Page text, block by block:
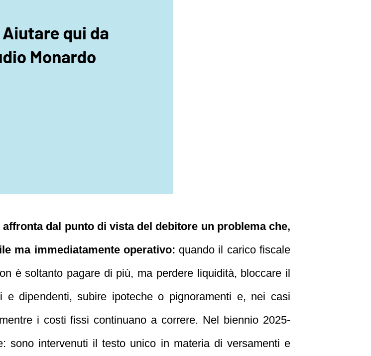
dal punto di vista del debitore un problema che,
ma immediatamente operativo: quando il carico fiscale
è soltanto pagare di più, ma perdere liquidità, bloccare il
e dipendenti, subire ipoteche o pignoramenti e, nei casi
i costi fissi continuano a correre. Nel biennio 2025-
sono intervenuti il testo unico in materia di versamenti e